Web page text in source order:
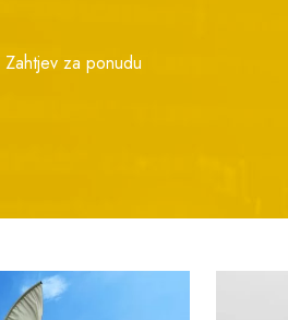
Zahtjev za ponudu